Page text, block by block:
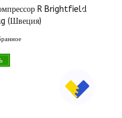
R Brightfield
(Швеция)
200